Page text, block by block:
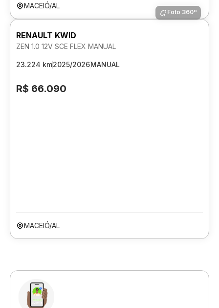
MACEIÓ/AL
Foto 360º
RENAULT KWID
ZEN 1.0 12V SCE FLEX MANUAL
23.224 km2025/2026MANUAL
R$ 66.090
MACEIÓ/AL